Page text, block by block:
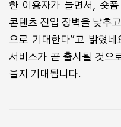
한 이용자가 늘면서, 숏
콘텐츠 진입 장벽을 낮추
으로 기대한다"고 밝혔
서비스가 곧 출시될 것으
을지 기대됩니다.